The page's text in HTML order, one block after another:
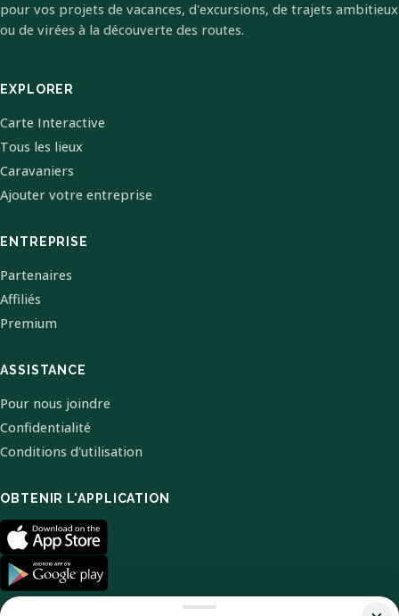
pour vos projets de vacances, d'excursions, de trajets ambitieux
ou de virées à la découverte des routes.
EXPLORER
Carte Interactive
Tous les lieux
Caravaniers
Ajouter votre entreprise
ENTREPRISE
Partenaires
Affiliés
Premium
ASSISTANCE
Pour nous joindre
Confidentialité
Conditions d'utilisation
OBTENIR L'APPLICATION